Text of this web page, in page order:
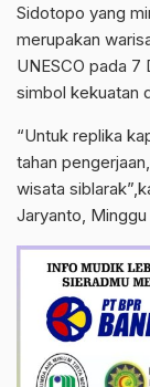
Sidotopo yang
merupakan
UNESCO pada 7
simbol kekuatan
“Untuk replika
tahan
wisata
Jaryanto,